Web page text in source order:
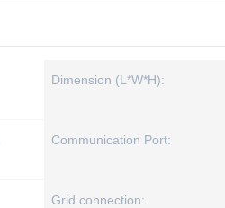
Dimension (L*W*H):
Communication Port:
Grid connection: